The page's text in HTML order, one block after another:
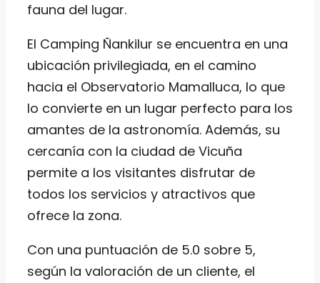
fauna del lugar.
El Camping Ñankilur se encuentra en una
ubicación privilegiada, en el camino
hacia el Observatorio Mamalluca, lo que
lo convierte en un lugar perfecto para los
amantes de la astronomía. Además, su
cercanía con la ciudad de Vicuña
permite a los visitantes disfrutar de
todos los servicios y atractivos que
ofrece la zona.
Con una puntuación de 5.0 sobre 5,
según la valoración de un cliente, el